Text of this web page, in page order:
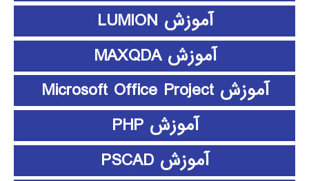
آموزش LUMION
آموزش MAXQDA
آموزش Microsoft Office Project
آموزش PHP
آموزش PSCAD